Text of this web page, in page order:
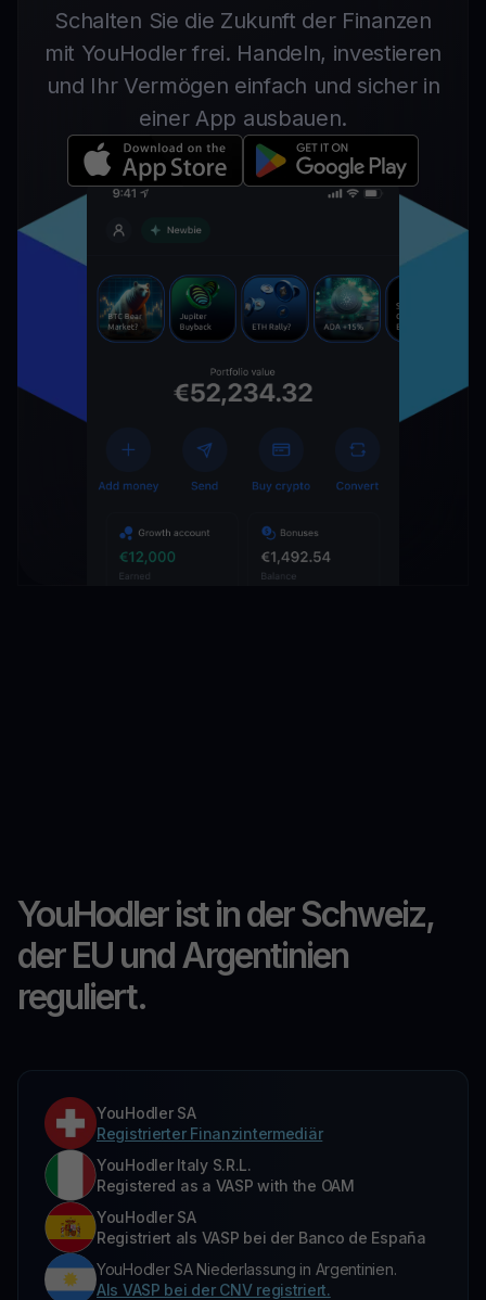
Schalten Sie die Zukunft der Finanzen
mit YouHodler frei. Handeln, investieren
und Ihr Vermögen einfach und sicher in
einer App ausbauen.
YouHodler ist in der Schweiz,
der EU und Argentinien
reguliert.
YouHodler SA
Registrierter Finanzintermediär
YouHodler Italy S.R.L.
Registered as a VASP with the OAM
YouHodler SA
Registriert als VASP bei der Banco de España
YouHodler SA Niederlassung in Argentinien.
Als VASP bei der CNV registriert.